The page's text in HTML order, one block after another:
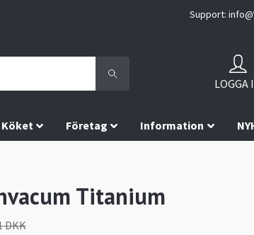
Support:
LOGGA
Köket Företag Information
Titanium
DKK